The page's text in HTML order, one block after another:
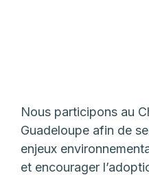
Nous participons au
Guadeloupe afin de
enjeux
et encourager